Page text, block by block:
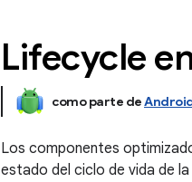
Lifecycle
como parte de
Los componentes
estado del ciclo de vida de